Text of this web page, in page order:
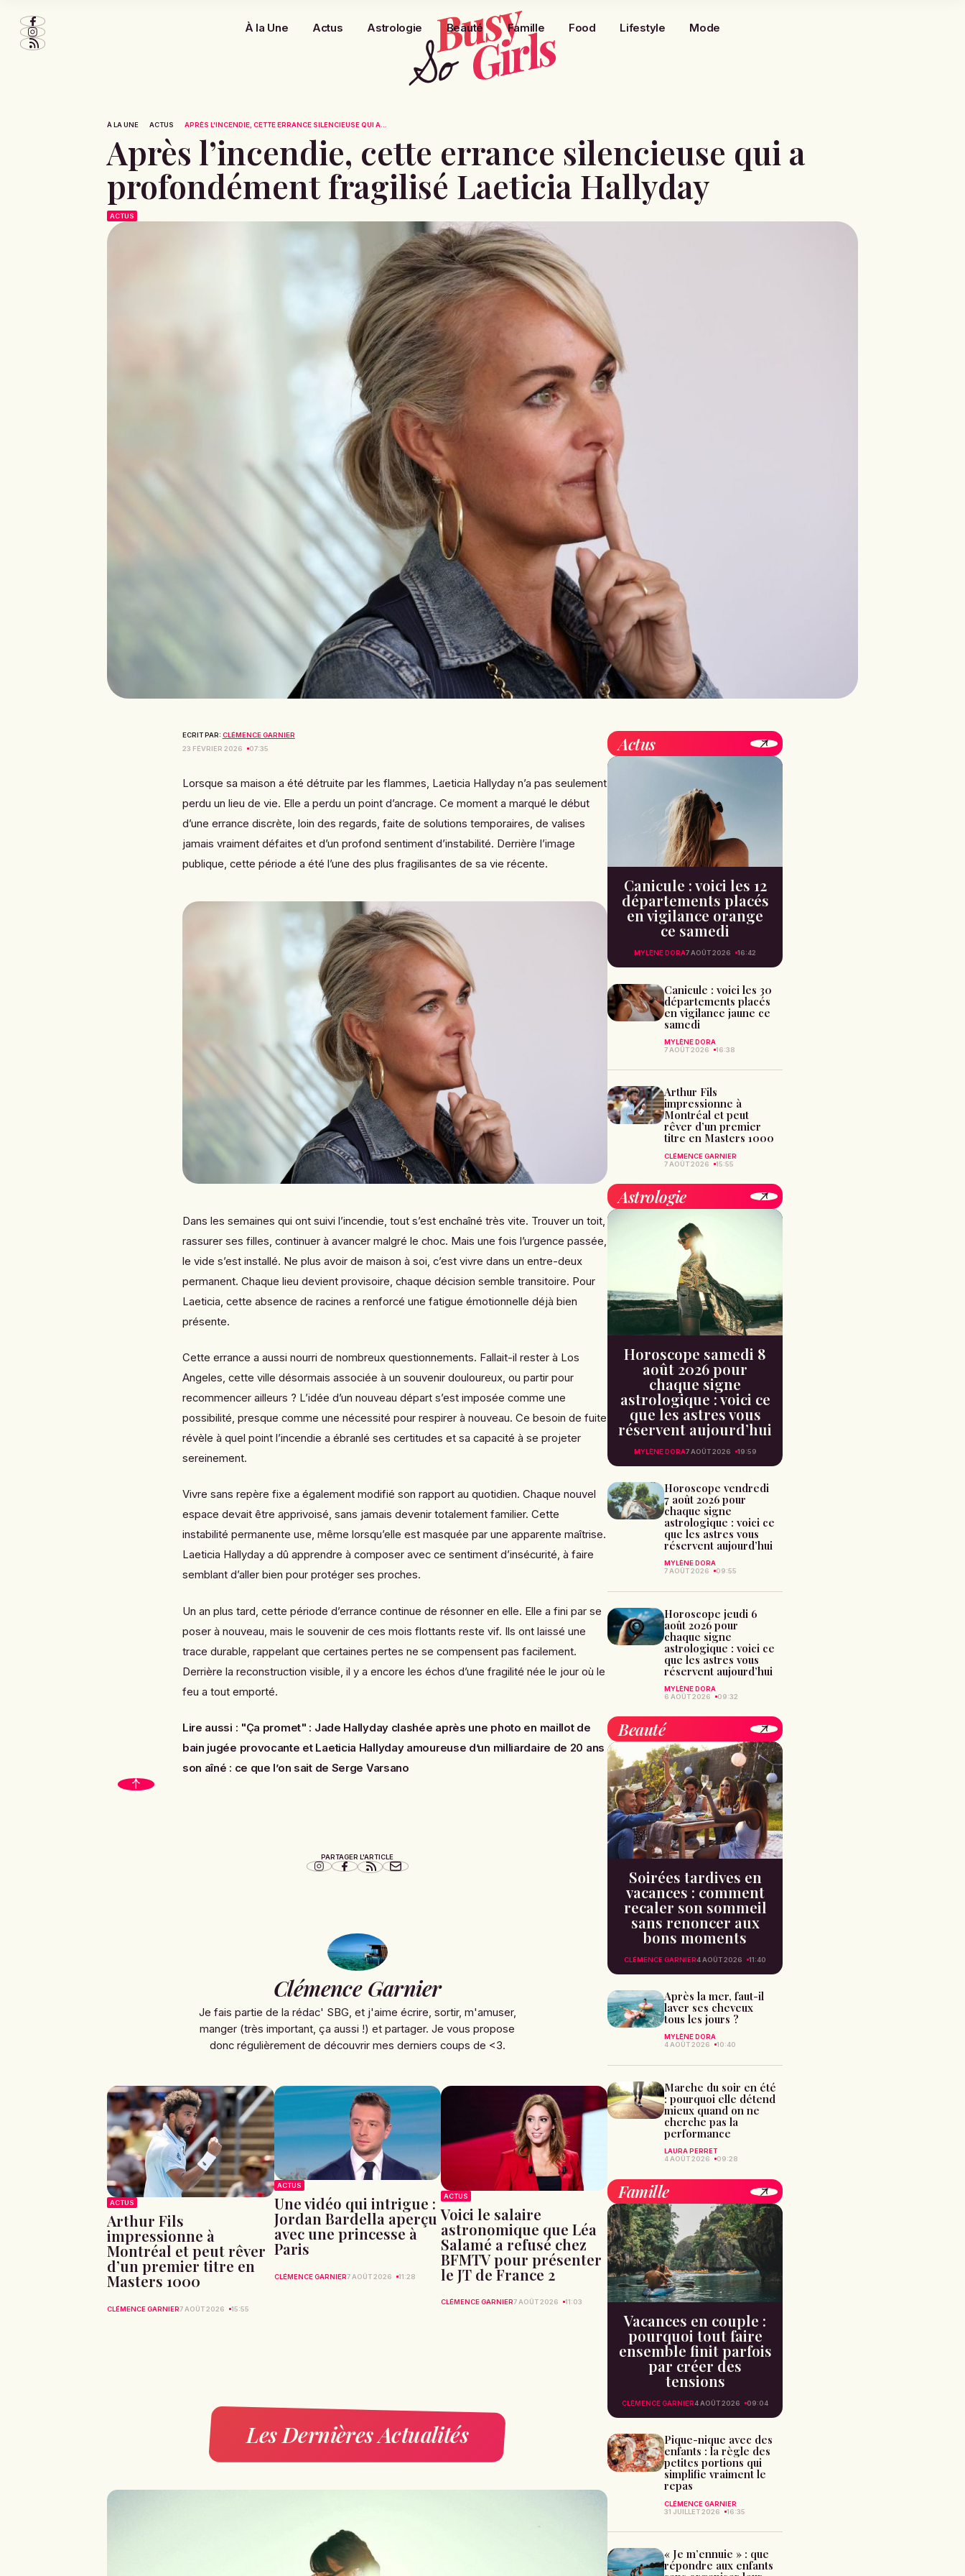
À la Une Actus Astrologie Beauté Famille Food Lifestyle Mode
À LA UNE ACTUS APRÈS L’INCENDIE, CETTE ERRANCE SILENCIEUSE QUI A...
Après l’incendie, cette errance silencieuse qui a
profondément fragilisé Laeticia Hallyday
ACTUS
ECRIT PAR: CLÉMENCE GARNIER
23 FÉVRIER 2026
07:35
Lorsque sa maison a été détruite par les flammes, Laeticia Hallyday n’a pas seulement
perdu un lieu de vie. Elle a perdu un point d’ancrage. Ce moment a marqué le début
d’une errance discrète, loin des regards, faite de solutions temporaires, de valises
jamais vraiment défaites et d’un profond sentiment d’instabilité. Derrière l’image
publique, cette période a été l’une des plus fragilisantes de sa vie récente.
Dans les semaines qui ont suivi l’incendie, tout s’est enchaîné très vite. Trouver un toit,
rassurer ses filles, continuer à avancer malgré le choc. Mais une fois l’urgence passée,
le vide s’est installé. Ne plus avoir de maison à soi, c’est vivre dans un entre-deux
permanent. Chaque lieu devient provisoire, chaque décision semble transitoire. Pour
Laeticia, cette absence de racines a renforcé une fatigue émotionnelle déjà bien
présente.
Cette errance a aussi nourri de nombreux questionnements. Fallait-il rester à Los
Angeles, cette ville désormais associée à un souvenir douloureux, ou partir pour
recommencer ailleurs ? L’idée d’un nouveau départ s’est imposée comme une
possibilité, presque comme une nécessité pour respirer à nouveau. Ce besoin de fuite
révèle à quel point l’incendie a ébranlé ses certitudes et sa capacité à se projeter
sereinement.
Vivre sans repère fixe a également modifié son rapport au quotidien. Chaque nouvel
espace devait être apprivoisé, sans jamais devenir totalement familier. Cette
instabilité permanente use, même lorsqu’elle est masquée par une apparente maîtrise.
Laeticia Hallyday a dû apprendre à composer avec ce sentiment d’insécurité, à faire
semblant d’aller bien pour protéger ses proches.
Un an plus tard, cette période d’errance continue de résonner en elle. Elle a fini par se
poser à nouveau, mais le souvenir de ces mois flottants reste vif. Ils ont laissé une
trace durable, rappelant que certaines pertes ne se compensent pas facilement.
Derrière la reconstruction visible, il y a encore les échos d’une fragilité née le jour où le
feu a tout emporté.
Lire aussi : "Ça promet" : Jade Hallyday clashée après une photo en maillot de
bain jugée provocante et Laeticia Hallyday amoureuse d’un milliardaire de 20 ans
son aîné : ce que l’on sait de Serge Varsano
PARTAGER L'ARTICLE
Clémence Garnier
Je fais partie de la rédac' SBG, et j'aime écrire, sortir, m'amuser,
manger (très important, ça aussi !) et partager. Je vous propose
donc régulièrement de découvrir mes derniers coups de <3.
ACTUS
Arthur Fils
impressionne à
Montréal et peut rêver
d’un premier titre en
Masters 1000
CLÉMENCE GARNIER7 AOÛT 2026 15:55
ACTUS
Une vidéo qui intrigue :
Jordan Bardella aperçu
avec une princesse à
Paris
CLÉMENCE GARNIER7 AOÛT 2026 11:28
ACTUS
Voici le salaire
astronomique que Léa
Salamé a refusé chez
BFMTV pour présenter
le JT de France 2
CLÉMENCE GARNIER7 AOÛT 2026 11:03
Les Dernières Actualités
Actus
Canicule : voici les 12
départements placés
en vigilance orange
ce samedi
MYLÈNE DORA7 AOÛT 2026 16:42
Canicule : voici les 30
départements placés
en vigilance jaune ce
samedi
MYLÈNE DORA
7 AOÛT 2026
16:38
Arthur Fils
impressionne à
Montréal et peut
rêver d’un premier
titre en Masters 1000
CLÉMENCE GARNIER
7 AOÛT 2026
15:55
Astrologie
Horoscope samedi 8
août 2026 pour
chaque signe
astrologique : voici ce
que les astres vous
réservent aujourd’hui
MYLÈNE DORA7 AOÛT 2026 19:59
Horoscope vendredi
7 août 2026 pour
chaque signe
astrologique : voici ce
que les astres vous
réservent aujourd’hui
MYLÈNE DORA
7 AOÛT 2026
09:55
Horoscope jeudi 6
août 2026 pour
chaque signe
astrologique : voici ce
que les astres vous
réservent aujourd’hui
MYLÈNE DORA
6 AOÛT 2026
09:32
Beauté
Soirées tardives en
vacances : comment
recaler son sommeil
sans renoncer aux
bons moments
CLÉMENCE GARNIER4 AOÛT 2026 11:40
Après la mer, faut-il
laver ses cheveux
tous les jours ?
MYLÈNE DORA
4 AOÛT 2026
10:40
Marche du soir en été
: pourquoi elle détend
mieux quand on ne
cherche pas la
performance
LAURA PERRET
4 AOÛT 2026
09:28
Famille
Vacances en couple :
pourquoi tout faire
ensemble finit parfois
par créer des
tensions
CLÉMENCE GARNIER4 AOÛT 2026 09:04
Pique-nique avec des
enfants : la règle des
petites portions qui
simplifie vraiment le
repas
CLÉMENCE GARNIER
31 JUILLET 2026
16:35
« Je m’ennuie » : que
répondre aux enfants